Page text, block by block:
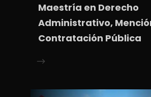
Maestría en Derecho
Administrativo,
Contratación Pública